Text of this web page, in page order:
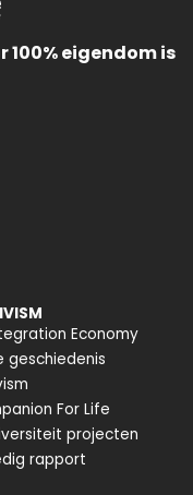
eigendom is
Economy
geschiedenis
For Life
projecten
rapport